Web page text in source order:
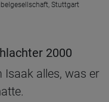
Stuttgart
2000
Isaak alles, was er